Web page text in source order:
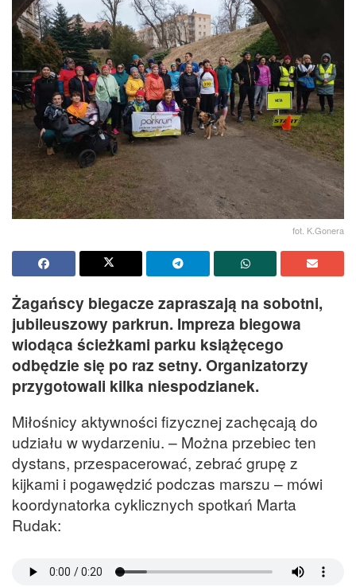
fot. K.Gonera
Żagańscy biegacze zapraszają na sobotni,
jubileuszowy parkrun. Impreza biegowa
wiodąca ścieżkami parku książęcego
odbędzie się po raz setny. Organizatorzy
przygotowali kilka niespodzianek.
Miłośnicy aktywności fizycznej zachęcają do
udziału w wydarzeniu. – Można przebiec ten
dystans, przespacerować, zebrać grupę z
kijkami i pogawędzić podczas marszu – mówi
koordynatorka cyklicznych spotkań Marta
Rudak: